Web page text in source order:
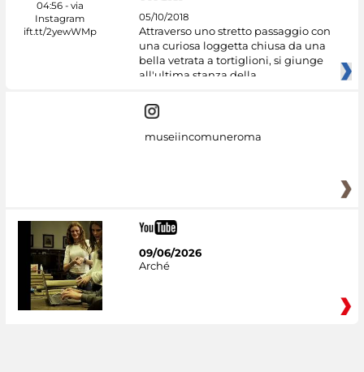
05/10/2018
Attraverso uno stretto passaggio con
una curiosa loggetta chiusa da una
bella vetrata a tortiglioni, si giunge
all'ultima stanza della
museiincomuneroma
09/06/2026
Arché